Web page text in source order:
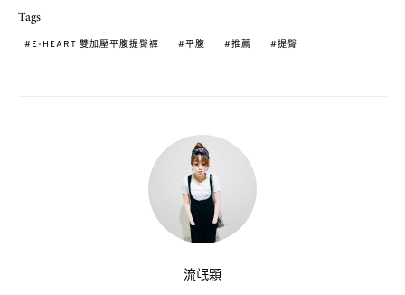
Tags
E-HEART 雙加壓平腹提臀褲 平腹 推薦 提臀
流氓顆